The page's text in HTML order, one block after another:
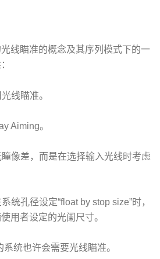
线瞄准的概念及其序列模式下的一
线瞄准。
Aiming。
像差，而是在选择输入光线时考虑
统孔径设定“float by stop size”时，
用者设定的光阑尺寸。
统也许会需要光线瞄准。